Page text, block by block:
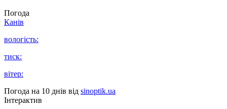
Погода
Канів
вологість:
тиск:
вітер:
Погода на 10 днів від sinoptik.ua
Інтерактив